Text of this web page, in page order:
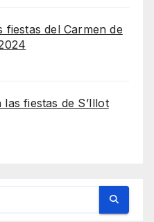
fiestas del Carmen de
fiestas de S’Illot